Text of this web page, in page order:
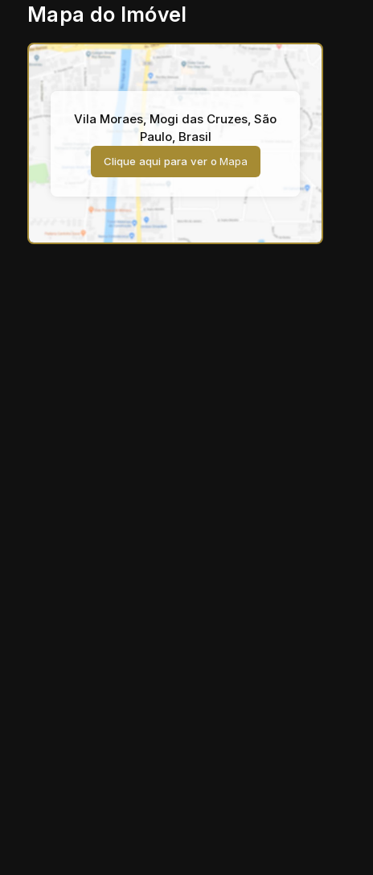
Mapa do Imóvel
Vila Moraes Mogi das Cruzes São
Paulo, Brasil
Clique aqui para ver o Mapa